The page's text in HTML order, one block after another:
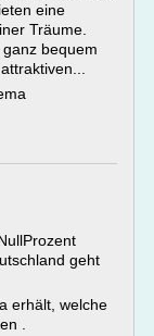
eine
Träume.
bequem
geht
erhält, welche
.